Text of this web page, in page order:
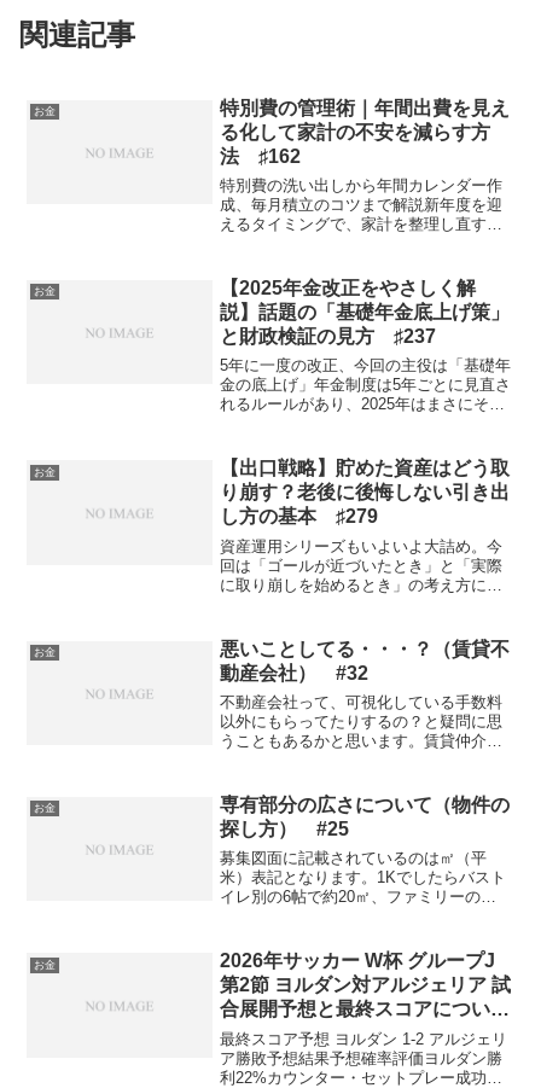
関連記事
お金
特別費の管理術｜年間出費を見え
る化して家計の不安を減らす方
法 ♯162
特別費の洗い出しから年間カレンダー作
成、毎月積立のコツまで解説新年度を迎
えるタイミングで、家計を整理し直す人
る大きな出費「特別費」には意外と無防
備なものです。本記事では...
お金
【2025年金改正をやさしく解
説】話題の「基礎年金底上げ策」
と財政検証の見方 ♯237
5年に一度の改正、今回の主役は「基礎年
金の底上げ」年金制度は5年ごとに見直さ
れるルールがあり、2025年はまさにその
ったのが、すべての人が老後に受け取る
老齢基礎年金...
お金
【出口戦略】貯めた資産はどう取
り崩す？老後に後悔しない引き出
し方の基本 ♯279
資産運用シリーズもいよいよ大詰め。今
回は「ゴールが近づいたとき」と「実際
に取り崩しを始めるとき」の考え方につ
した資産も、出口を誤ると一気に目減り
してしまうので、ここはし...
お金
悪いことしてる・・・？（賃貸不
動産会社） #32
不動産会社って、可視化している手数料
以外にもらってたりするの？と疑問に思
うこともあるかと思います。賃貸仲介で
求されます。中には「仲介手数料半額」
「仲介手数料無料」を謳...
お金
専有部分の広さについて（物件の
探し方） #25
募集図面に記載されているのは㎡（平
米）表記となります。1Kでしたらバスト
イレ別の6帖で約20㎡、ファミリーの
ります。 単身者なら、だいたいの広さ
は想像できるのです...
お金
2026年サッカー W杯 グループJ
第2節 ヨルダン対アルジェリア 試
合展開予想と最終スコアについて
AI予想しました 番外編♯21
最終スコア予想 ヨルダン 1-2 アルジェリ
ア勝敗予想結果予想確率評価ヨルダン勝
利22%カウンター・セットプレー成功な